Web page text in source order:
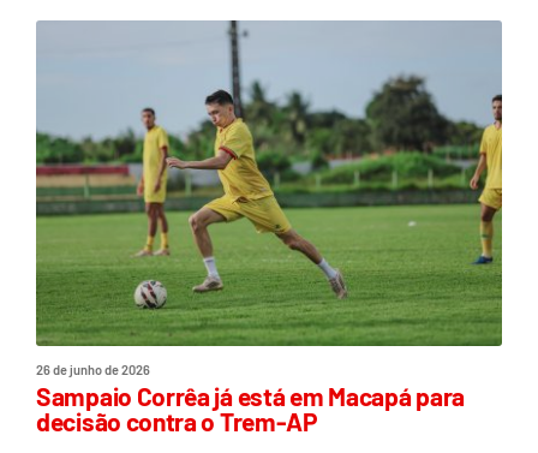
26 de junho de 2026
Sampaio Corrêa já está em Macapá para
decisão contra o Trem-AP